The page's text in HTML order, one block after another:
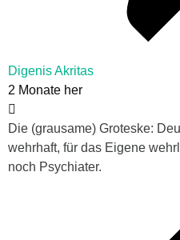
Digenis Akritas
2 Monate her
Die (grausame) Groteske:
wehrhaft, für das Eigene
noch Psychiater.